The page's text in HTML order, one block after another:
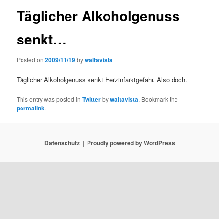
Täglicher Alkoholgenuss
senkt…
Posted on2009/11/19bywaltavista
Täglicher Alkoholgenuss senkt Herzinfarktgefahr. Also doch.
This entry was posted inTwitterbywaltavista. Bookmark the
permalink.
Datenschutz Proudly powered by WordPress